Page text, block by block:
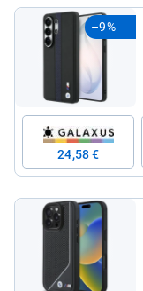
–9%
24,58 €